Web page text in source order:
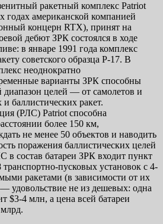
ракетный комплекс Patriot
годах американской компанией
концерн RTX), принят на
дебют ЗРК состоялся в ходе
в январе 1991 года комплекс
советского образца Р-17. В
неоднократно
варианты ЗРК способны
целей — от самолетов и
баллистических ракет.
(РЛС) Patriot способна
более 150 км,
не менее 50 объектов и наводить
поражения баллистических целей
состав батареи ЗРК входит пункт
пусковых установок с 4-
ракетами (в зависимости от их
удовольствие не из дешевых: одна
$3-4 млн, а цена всей батареи